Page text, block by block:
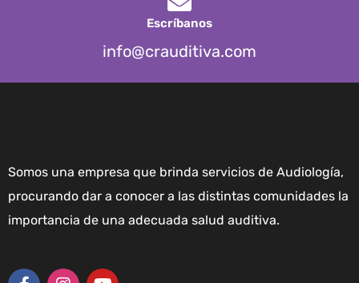
Escríbanos
info@crauditiva.com
Somos una empresa que brinda servicios de Audiología,
procurando dar a conocer a las distintas comunidades la
importancia de una adecuada salud auditiva.